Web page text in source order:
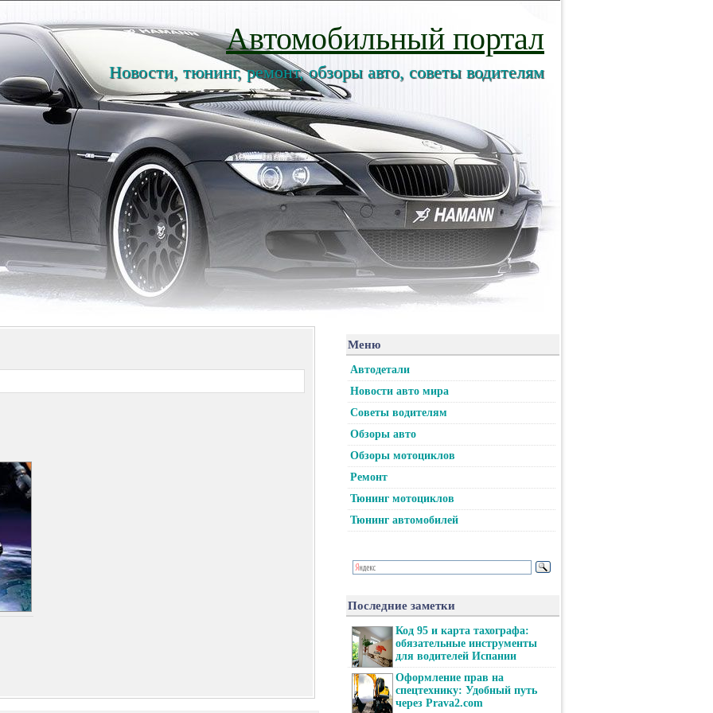
Автомобильный портал
Новости, тюнинг, ремонт, обзоры авто, советы водителям
Меню
Автодетали
Новости авто мира
Советы водителям
Обзоры авто
Обзоры мотоциклов
Ремонт
Тюнинг мотоциклов
Тюнинг автомобилей
Последние заметки
Код 95 и карта тахографа:
обязательные инструменты
для водителей Испании
Оформление прав на
спецтехнику: Удобный путь
через Prava2.com